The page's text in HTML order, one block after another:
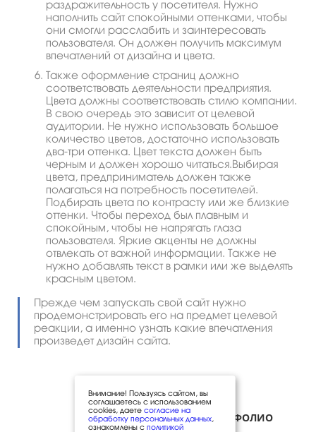
раздражительность у посетителя. Нужно
наполнить сайт спокойными оттенками, чтобы
они смогли расслабить и заинтересовать
пользователя. Он должен получить максимум
впечатлений от дизайна и цвета.
Также оформление страниц должно
соответствовать деятельности предприятия.
Цвета должны соответствовать стилю компании.
В свою очередь это зависит от целевой
аудитории. Не нужно использовать большое
количество цветов, достаточно использовать
два-три оттенка. Цвет текста должен быть
черным и должен хорошо читаться.Выбирая
цвета, предприниматель должен также
полагаться на потребность посетителей.
Подбирать цвета по контрасту или же близкие
оттенки. Чтобы переход был плавным и
спокойным, чтобы не напрягать глаза
пользователя. Яркие акценты не должны
отвлекать от важной информации. Также не
нужно добавлять текст в рамки или же выделять
красным цветом.
Прежде чем запускать свой сайт нужно
продемонстрировать его на предмет целевой
реакции, а именно узнать какие впечатления
произведет дизайн сайта.
ПОРТФОЛИО
Внимание! Пользуясь сайтом, вы
соглашаетесь с использованием
cookies, даетесогласие на
обработку персональных данных,
ознакомлены сполитикой